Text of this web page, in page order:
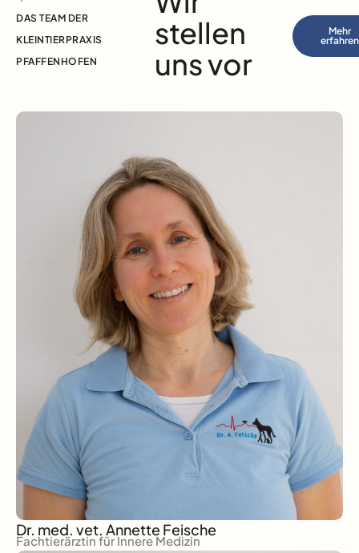
DAS TEAM DER
KLEINTIERPRAXIS
PFAFFENHOFEN
stellen
uns vor
Mehr
erfahren
Dr. med. vet. Annette Feische
Fachtierärztin für Innere Medizin